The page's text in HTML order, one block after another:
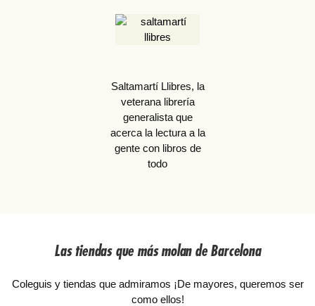
Saltamartí Llibres, la
veterana librería
generalista que
acerca la lectura a la
gente con libros de
todo
Las tiendas que más molan de Barcelona
Coleguis y tiendas que admiramos ¡De mayores, queremos ser
como ellos!